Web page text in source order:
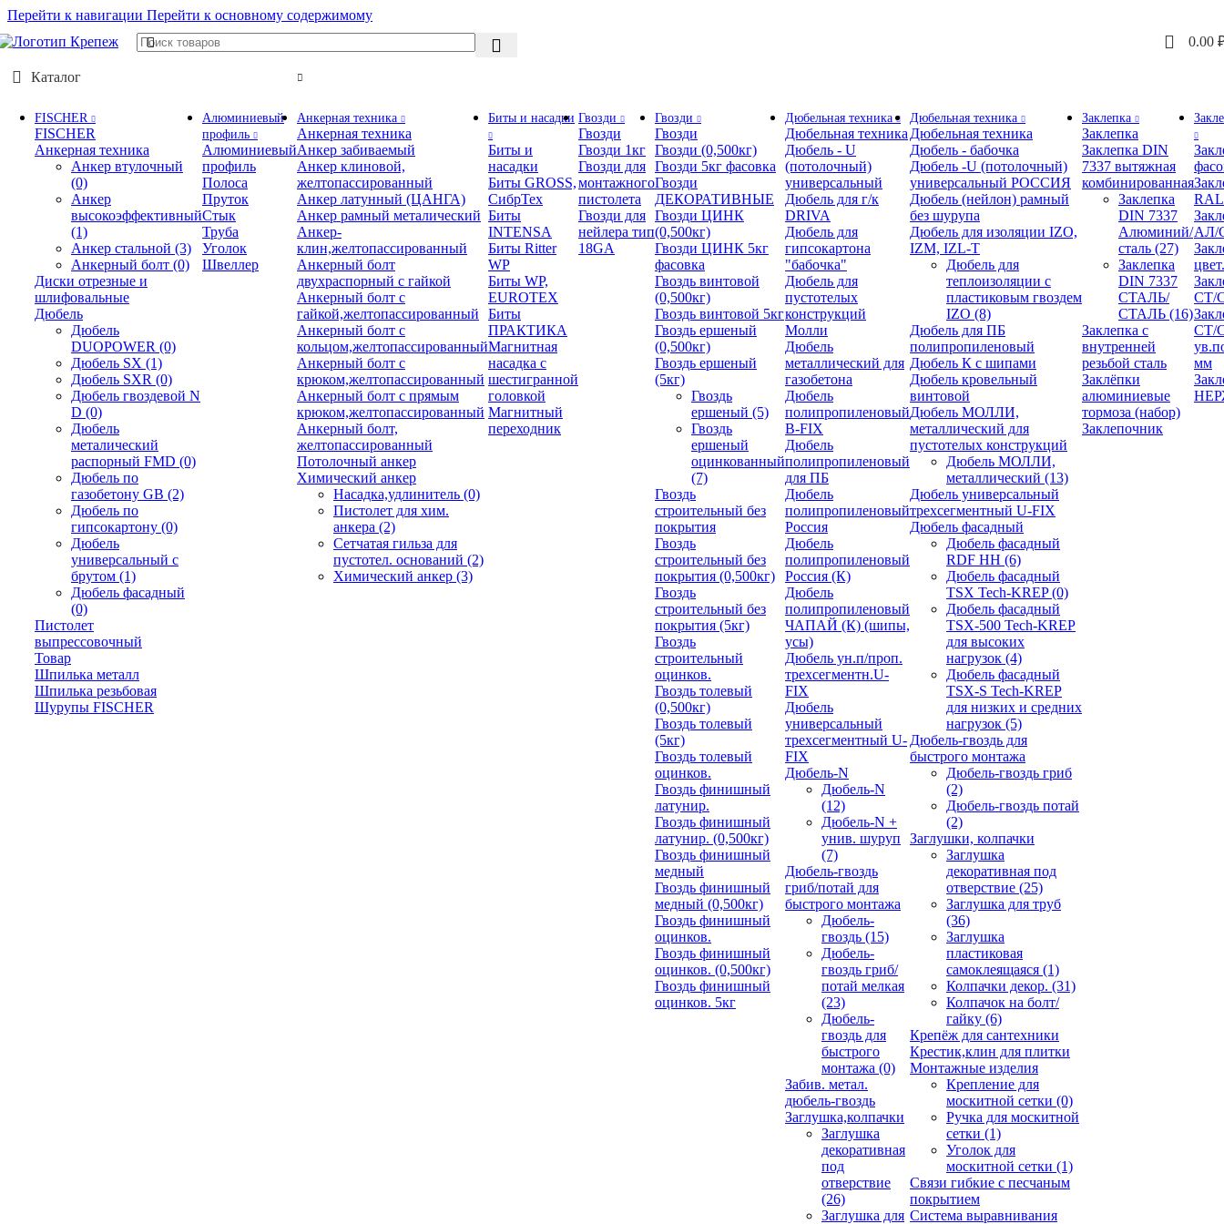
Перейти к навигации Перейти к основному содержимому
0.00
Каталог
FISCHER
FISCHER
Анкерная техника
Анкер втулочный
(0)
Анкер
высокоэффективный
(1)
Анкер стальной (3)
Анкерный болт (0)
Диски отрезные и
шлифовальные
Дюбель
Дюбель
DUOPOWER (0)
Дюбель SX (1)
Дюбель SXR (0)
Дюбель гвоздевой N
D (0)
Дюбель
металический
распорный FMD (0)
Дюбель по
газобетону GB (2)
Дюбель по
гипсокартону (0)
Дюбель
универсальный с
брутом (1)
Дюбель фасадный
(0)
Пистолет
выпрессовочный
Товар
Шпилька металл
Шпилька резьбовая
Шурупы FISCHER
Алюминиевый
профиль
Алюминиевый
профиль
Полоса
Пруток
Стык
Труба
Уголок
Швеллер
Анкерная техника
Анкерная техника
Анкер забиваемый
Анкер клиновой,
желтопассированный
Анкер латунный (ЦАНГА)
Анкер рамный металический
Анкер-
клин,желтопассированный
Анкерный болт
двухраспорный с гайкой
Анкерный болт с
гайкой,желтопассированный
Анкерный болт с
кольцом,желтопассированный
Анкерный болт с
крюком,желтопассированный
Анкерный болт с прямым
крюком,желтопассированный
Анкерный болт,
желтопассированный
Потолочный анкер
Химический анкер
Насадка,удлинитель (0)
Пистолет для хим.
анкера (2)
Сетчатая гильза для
пустотел. оснований (2)
Химический анкер (3)
Биты и насадки
Биты и
насадки
Биты GROSS,
СибрТех
Биты
INTENSA
Биты Ritter
WP
Биты WP,
EUROTEX
Биты
ПРАКТИКА
Магнитная
насадка с
шестигранной
головкой
Магнитный
переходник
Гвозди
Гвозди
Гвозди 1кг
Гвозди для
монтажного
пистолета
Гвозди для
нейлера тип
18GA
Гвозди
Гвозди
Гвозди (0,500кг)
Гвозди 5кг фасовка
Гвозди
ДЕКОРАТИВНЫЕ
Гвозди ЦИНК
(0,500кг)
Гвозди ЦИНК 5кг
фасовка
Гвоздь винтовой
(0,500кг)
Гвоздь винтовой 5кг
Гвоздь ершеный
(0,500кг)
Гвоздь ершеный
(5кг)
Гвоздь
ершеный (5)
Гвоздь
ершеный
оцинкованный
(7)
Гвоздь
строительный без
покрытия
Гвоздь
строительный без
покрытия (0,500кг)
Гвоздь
строительный без
покрытия (5кг)
Гвоздь
строительный
оцинков.
Гвоздь толевый
(0,500кг)
Гвоздь толевый
(5кг)
Гвоздь толевый
оцинков.
Гвоздь финишный
латунир.
Гвоздь финишный
латунир. (0,500кг)
Гвоздь финишный
медный
Гвоздь финишный
медный (0,500кг)
Гвоздь финишный
оцинков.
Гвоздь финишный
оцинков. (0,500кг)
Гвоздь финишный
оцинков. 5кг
Дюбельная техника
Дюбельная техника
Дюбель - U
(потолочный)
универсальный
Дюбель для г/к
DRIVA
Дюбель для
гипсокартона
"бабочка"
Дюбель для
пустотелых
конструкций
Молли
Дюбель
металлический для
газобетона
Дюбель
полипропиленовый
В-FIX
Дюбель
полипропиленовый
для ПБ
Дюбель
полипропиленовый
Россия
Дюбель
полипропиленовый
Россия (К)
Дюбель
полипропиленовый
ЧАПАЙ (К) (шипы,
усы)
Дюбель ун.п/проп.
трехсегментн.U-
FIX
Дюбель
универсальный
трехсегментный U-
FIX
Дюбель-N
Дюбель-N
(12)
Дюбель-N +
унив. шуруп
(7)
Дюбель-гвоздь
гриб/потай для
быстрого монтажа
Дюбель-
гвоздь (15)
Дюбель-
гвоздь гриб/
потай мелкая
(23)
Дюбель-
гвоздь для
быстрого
монтажа (0)
Забив. метал.
дюбель-гвоздь
Заглушка,колпачки
Заглушка
декоративная
под
отверствие
(26)
Заглушка для
Дюбельная техника
Дюбельная техника
Дюбель - бабочка
Дюбель -U (потолочный)
универсальный РОССИЯ
Дюбель (нейлон) рамный
без шурупа
Дюбель для изоляции IZO,
IZM, IZL-T
Дюбель для
теплоизоляции с
пластиковым гвоздем
IZO (8)
Дюбель для ПБ
полипропиленовый
Дюбель К с шипами
Дюбель кровельный
винтовой
Дюбель МОЛЛИ,
металлический для
пустотелых конструкций
Дюбель МОЛЛИ,
металлический (13)
Дюбель универсальный
трехсегментный U-FIX
Дюбель фасадный
Дюбель фасадный
RDF НН (6)
Дюбель фасадный
TSX Tech-KREP(0)
Дюбель фасадный
TSX-500 Tech-KREP
для высоких
нагрузок (4)
Дюбель фасадный
TSX-S Tech-KREP
для низких и средних
нагрузок (5)
Дюбель-гвоздь для
быстрого монтажа
Дюбель-гвоздь гриб
(2)
Дюбель-гвоздь потай
(2)
Заглушки, колпачки
Заглушка
декоративная под
отверствие (25)
Заглушка для труб
(36)
Заглушка
пластиковая
самоклеящаяся (1)
Колпачки декор. (31)
Колпачок на болт/
гайку (6)
Крепёж для сантехники
Крестик,клин для плитки
Монтажные изделия
Крепление для
москитной сетки (0)
Ручка для москитной
сетки (1)
Уголок для
москитной сетки (1)
Связи гибкие с песчаным
покрытием
Система выравнивания
Заклепка
Заклепка
Заклепка DIN
7337 вытяжная
комбинированная
Заклепка
DIN 7337
Алюминий/
сталь (27)
Заклепка
DIN 7337
СТАЛЬ/
СТАЛЬ (16)
Заклепка с
внутренней
резьбой сталь
Заклёпки
алюминиевые
тормоза (набор)
Заклепочник
RAL
АЛ/
цвет.
СТ/
СТ/
мм